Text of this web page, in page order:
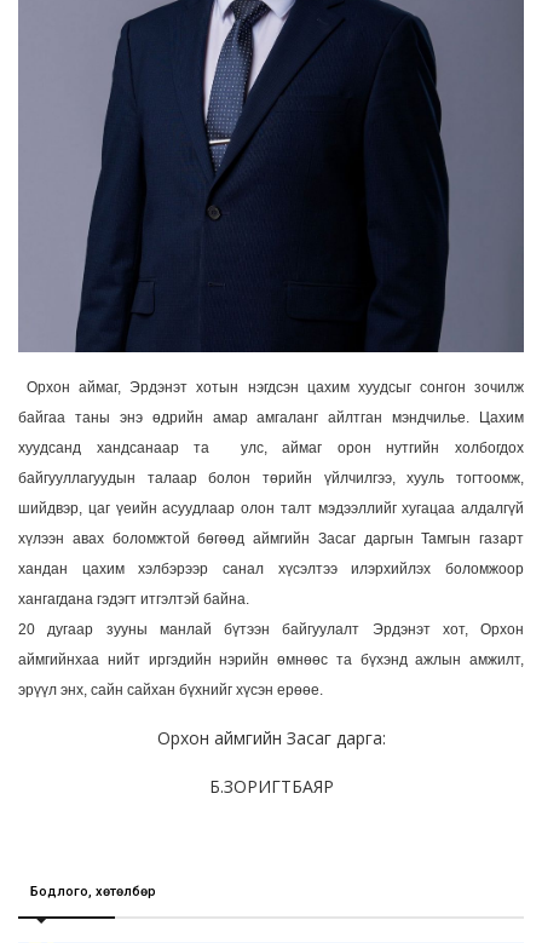
Орхон аймаг, Эрдэнэт хотын нэгдсэн цахим хуудсыг сонгон зочилж
байгаа таны энэ өдрийн амар амгаланг айлтган мэндчилье. Цахим
хуудсанд хандсанаар та улс, аймаг орон нутгийн холбогдох
байгууллагуудын талаар болон төрийн үйлчилгээ, хууль тогтоомж,
шийдвэр, цаг үеийн асуудлаар олон талт мэдээллийг хугацаа алдалгүй
хүлээн авах боломжтой бөгөөд аймгийн Засаг даргын Тамгын газарт
хандан цахим хэлбэрээр санал хүсэлтээ илэрхийлэх боломжоор
хангагдана гэдэгт итгэлтэй байна.
20 дугаар зууны манлай бүтээн байгуулалт Эрдэнэт хот, Орхон
аймгийнхаа нийт иргэдийн нэрийн өмнөөс та бүхэнд ажлын амжилт,
эрүүл энх, сайн сайхан бүхнийг хүсэн ерөөе.
Орхон аймгийн Засаг дарга:
Б.ЗОРИГТБАЯР
Бодлого, хөтөлбөр